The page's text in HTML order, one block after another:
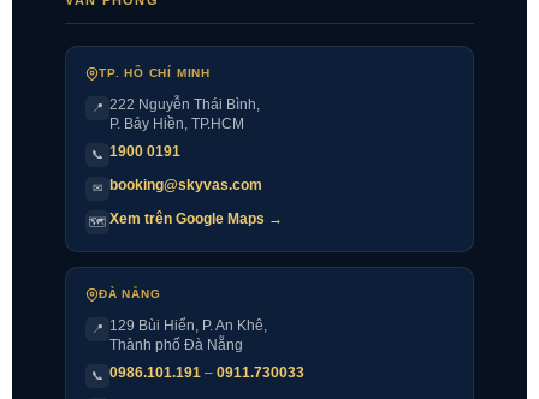
TP. HỒ CHÍ MINH
📍 222 Nguyễn Thái Bình,
P. Bảy Hiền, TP.HCM
📞 1900 0191
✉ booking@skyvas.com
🗺 Xem trên Google Maps →
ĐÀ NẴNG
📍
129 Bùi Hiển, P. An Khê,
Thành phố Đà Nẵng
📞 0986.101.191 – 0911.730033